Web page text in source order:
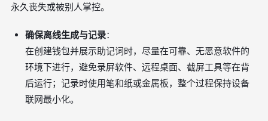
永久丧失或被别人掌控。
确保离线生成与记录：
在创建钱包并展示助记词时，尽量在可靠、无恶意软件的
环境下进行，避免录屏软件、远程桌面、截屏工具等在背
后运行；记录时使用笔和纸或金属板，整个过程保持设备
联网最小化。